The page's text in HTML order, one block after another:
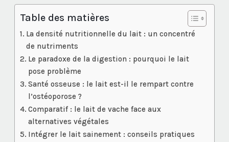
Table des matières
La densité nutritionnelle du lait : un concentré
de nutriments
Le paradoxe de la digestion : pourquoi le lait
pose problème
Santé osseuse : le lait est-il le rempart contre
l’ostéoporose ?
Comparatif : le lait de vache face aux
alternatives végétales
Intégrer le lait sainement : conseils pratiques